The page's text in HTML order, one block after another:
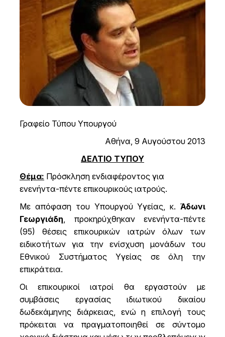
Γραφείο Τύπου Υπουργού
Αθήνα, 9 Αυγούστου 2013
ΔΕΛΤΙΟ ΤΥΠΟΥ
Θέμα: Πρόσκληση ενδιαφέροντος για
ενενήντα-πέντε επικουρικούς ιατρούς.
Με απόφαση του Υπουργού Υγείας, κ. Άδωνι
Γεωργιάδη , προκηρύχθηκαν ενενήντα-πέντε
(95) θέσεις επικουρικών ιατρών όλων των
ειδικοτήτων για την ενίσχυση μονάδων του
Εθνικού Συστήματος Υγείας σε όλη την
επικράτεια.
Οι επικουρικοί ιατροί θα εργαστούν με
συμβάσεις εργασίας ιδιωτικού δικαίου
δωδεκάμηνης διάρκειας, ενώ η επιλογή τους
πρόκειται να πραγματοποιηθεί σε σύντομο